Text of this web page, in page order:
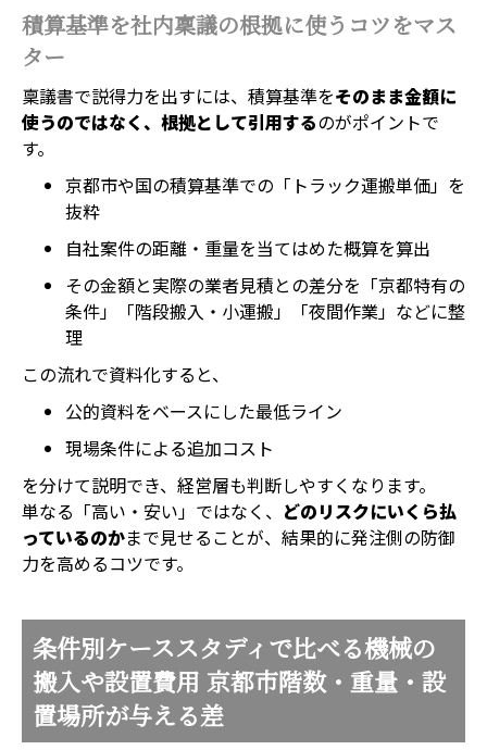
積算基準を社内稟議の根拠に使うコツをマス
ター
稟議書で説得力を出すには、積算基準をそのまま金額に
使うのではなく、根拠として引用するのがポイントで
す。
京都市や国の積算基準での「トラック運搬単価」を
抜粋
自社案件の距離・重量を当てはめた概算を算出
その金額と実際の業者見積との差分を「京都特有の
条件」「階段搬入・小運搬」「夜間作業」などに整
理
この流れで資料化すると、
公的資料をベースにした最低ライン
現場条件による追加コスト
を分けて説明でき、経営層も判断しやすくなります。
単なる「高い・安い」ではなく、 どのリスクにいくら払
っているのかまで見せることが、結果的に発注側の防御
力を高めるコツです。
条件別ケーススタディで比べる機械の
搬入や設置費用 京都市階数・重量・設
置場所が与える差